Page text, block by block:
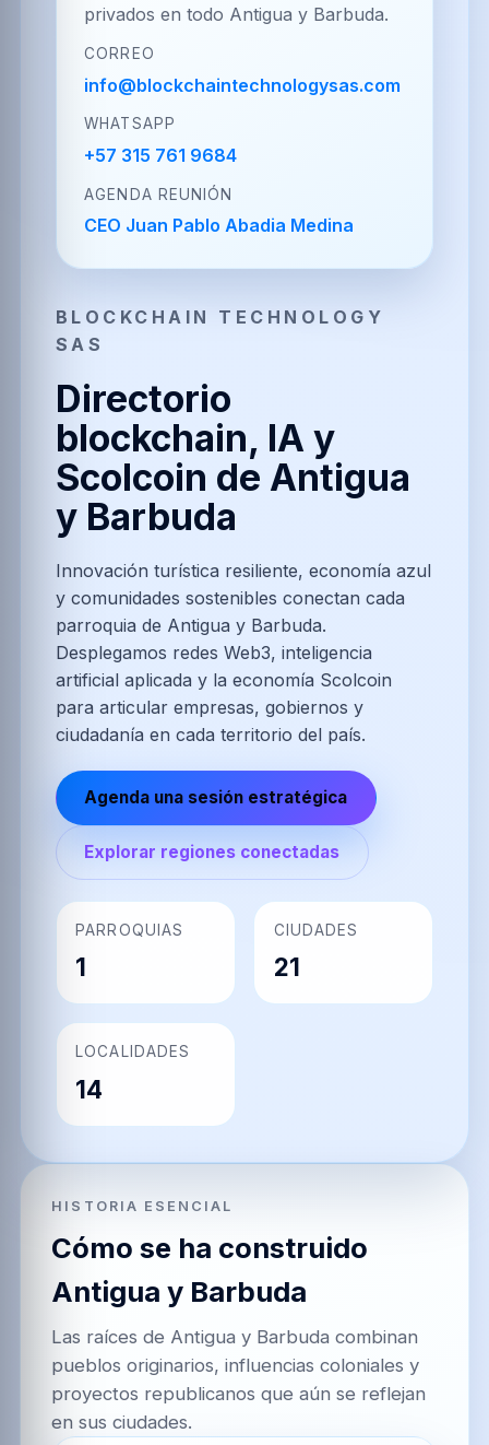
FA
فارسی
Türkçe Українська
BLOCKCHAIN TECHNOLOGY
SAS
Directorio
blockchain, IA y
Scolcoin de Antigua
y Barbuda
Innovación turística resiliente, economía azul
y comunidades sostenibles conectan cada
parroquia de Antigua y Barbuda.
Desplegamos redes Web3, inteligencia
artificial aplicada y la economía Scolcoin
para articular empresas, gobiernos y
ciudadanía en cada territorio del país.
Agenda una sesión estratégica
Explorar regiones conectadas
PARROQUIAS
1
CIUDADES
21
LOCALIDADES
14
privados en todo Antigua y Barbuda.
CORREO
info@blockchaintechnologysas.com
WHATSAPP
+57 315 761 9684
AGENDA REUNIÓN
CEO Juan Pablo Abadia Medina
HISTORIA ESENCIAL
Cómo se ha construido
Antigua y Barbuda
Las raíces de Antigua y Barbuda combinan
pueblos originarios, influencias coloniales y
proyectos republicanos que aún se reflejan
en sus ciudades.